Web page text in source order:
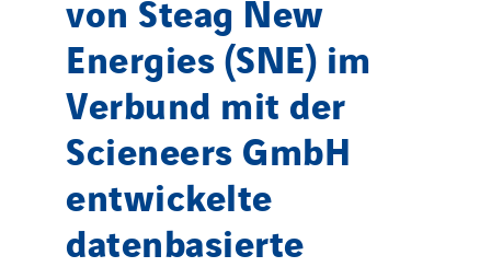
von Steag New
Energies (SNE) im
Verbund mit der
Scieneers GmbH
entwickelte
datenbasierte